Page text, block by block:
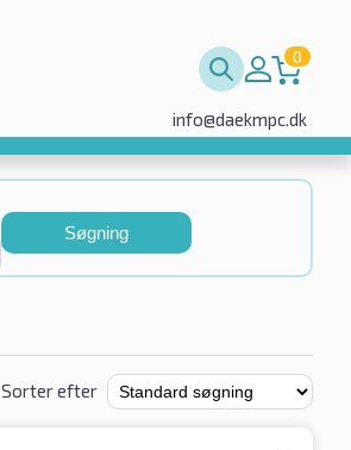
0
info@daekmpc.dk
Søgning
Sorter efter